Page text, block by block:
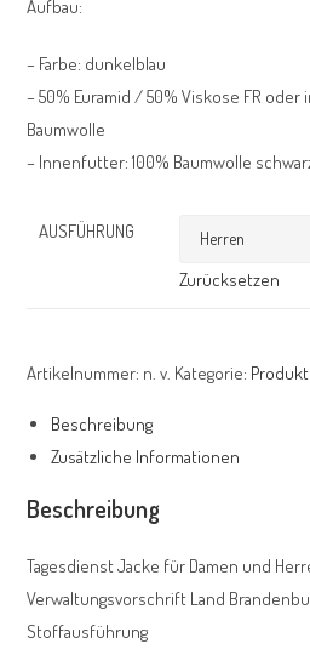
Aufbau:
– Farbe: dunkelblau
– 50% Euramid / 50% Viskose FR oder
Baumwolle
– Innenfutter: 100% Baumwolle
AUSFÜHRUNG
Zurücksetzen
Artikelnummer: n. v. Kategorie:
Beschreibung
Zusätzliche Informationen
Beschreibung
Tagesdienst Jacke für Damen und
Verwaltungsvorschrift Land
Stoffausführung